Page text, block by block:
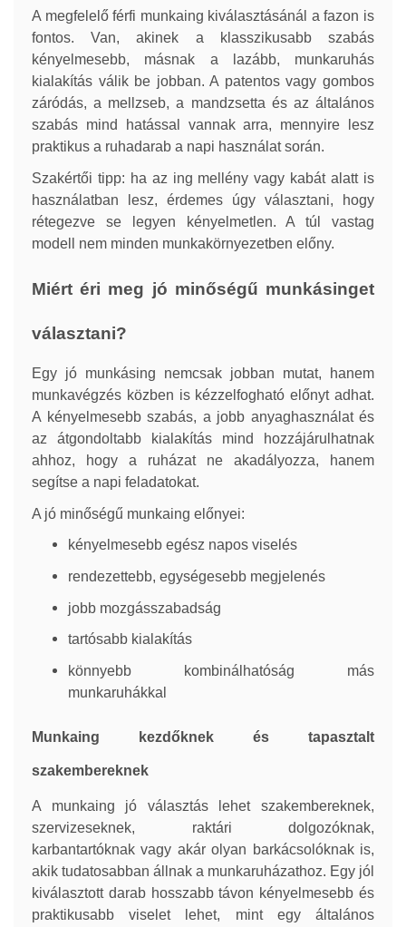
A megfelelő férfi munkaing kiválasztásánál a fazon is
fontos. Van, akinek a klasszikusabb szabás
kényelmesebb, másnak a lazább, munkaruhás
kialakítás válik be jobban. A patentos vagy gombos
záródás, a mellzseb, a mandzsetta és az általános
szabás mind hatással vannak arra, mennyire lesz
praktikus a ruhadarab a napi használat során.
Szakértői tipp: ha az ing mellény vagy kabát alatt is
használatban lesz, érdemes úgy választani, hogy
rétegezve se legyen kényelmetlen. A túl vastag
modell nem minden munkakörnyezetben előny.
Miért éri meg jó minőségű munkásinget
választani?
Egy jó munkásing nemcsak jobban mutat, hanem
munkavégzés közben is kézzelfogható előnyt adhat.
A kényelmesebb szabás, a jobb anyaghasználat és
az átgondoltabb kialakítás mind hozzájárulhatnak
ahhoz, hogy a ruházat ne akadályozza, hanem
segítse a napi feladatokat.
A jó minőségű munkaing előnyei:
kényelmesebb egész napos viselés
rendezettebb, egységesebb megjelenés
jobb mozgásszabadság
tartósabb kialakítás
könnyebb kombinálhatóság más
munkaruhákkal
Munkaing kezdőknek és tapasztalt
szakembereknek
A munkaing jó választás lehet szakembereknek,
szervizeseknek, raktári dolgozóknak,
karbantartóknak vagy akár olyan barkácsolóknak is,
akik tudatosabban állnak a munkaruházathoz. Egy jól
kiválasztott darab hosszabb távon kényelmesebb és
praktikusabb viselet lehet, mint egy általános